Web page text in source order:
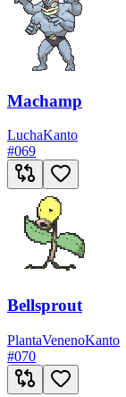
Machamp
LuchaKanto
#069
Bellsprout
PlantaVenenoKanto
#070